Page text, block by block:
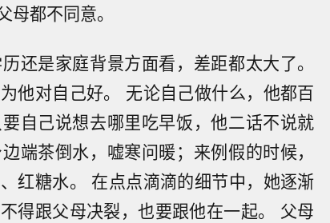
都不同意。
还是家庭背景方面看，差距都太大了。
他对自己好。 无论自己做什么，他都百
自己说想去哪里吃早饭，他二话不说就
端茶倒水，嘘寒问暖；来例假的时候，
红糖水。 在点点滴滴的细节中，她逐渐
得跟父母决裂，也要跟他在一起。 父母